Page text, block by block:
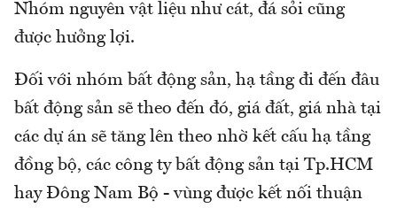
Nhóm nguyên vật liệu như cát, đá sỏi cũng
được hưởng lợi.
Đối với nhóm bất động sản, hạ tầng đi đến đâu
bất động sản sẽ theo đến đó, giá đất, giá nhà tại
các dự án sẽ tăng lên theo nhờ kết cấu hạ tầng
đồng bộ, các công ty bất động sản tại Tp.HCM
hay Đông Nam Bộ - vùng được kết nối thuận